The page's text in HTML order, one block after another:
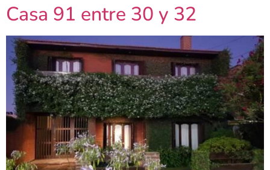
Casa 91 entre 30 y 32